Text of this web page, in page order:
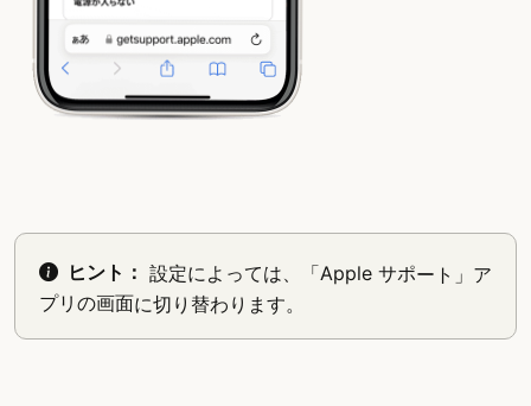
ヒント： 設定によっては、「Apple サポート」ア
プリの画面に切り替わります。